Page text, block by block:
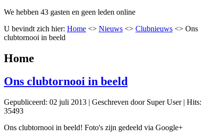
We hebben 43 gasten en geen leden online
U bevindt zich hier: Home <> Nieuws <> Clubnieuws <> Ons
clubtornooi in beeld
Home
Ons clubtornooi in beeld
Gepubliceerd: 02 juli 2013 | Geschreven door Super User| Hits:
35493
Ons clubtornooi in beeld! Foto's zijn gedeeld via Google+